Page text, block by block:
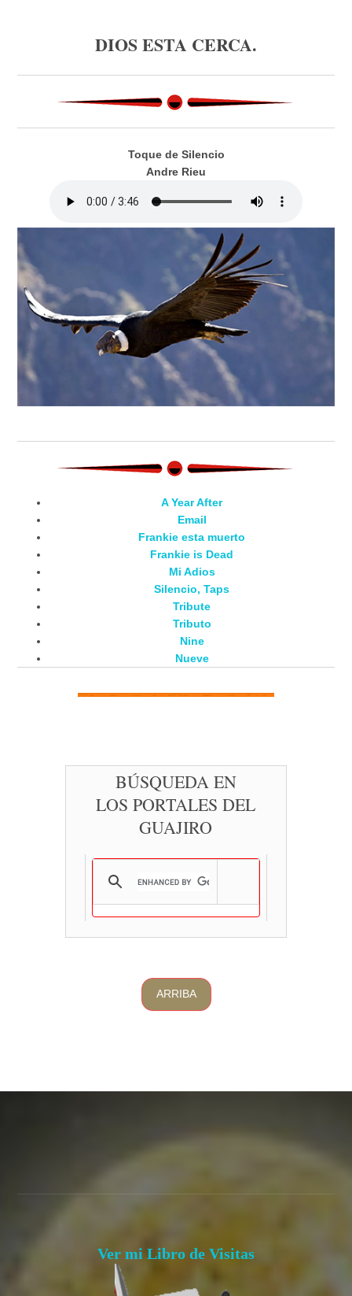
DIOS ESTA CERCA.
Toque de Silencio
Andre Rieu
A Year After
Email
Frankie esta muerto
Frankie is Dead
Mi Adios
Silencio, Taps
Tribute
Tributo
Nine
Nueve
BÚSQUEDA EN
LOS PORTALES DEL
GUAJIRO
ARRIBA
Ver mi Libro de Visitas